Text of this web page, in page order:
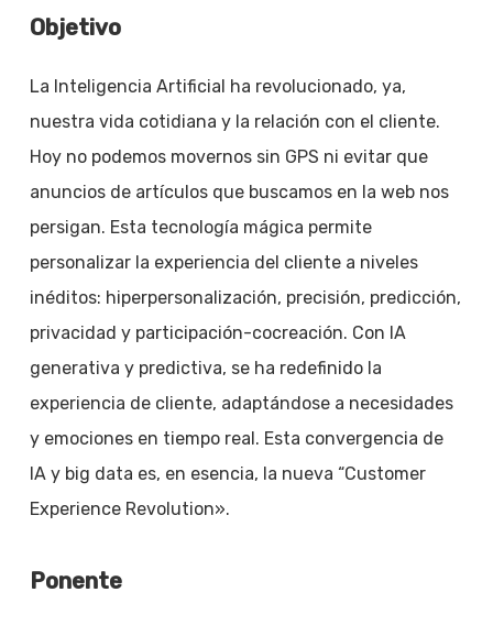
Objetivo
La Inteligencia Artificial ha revolucionado, ya,
nuestra vida cotidiana y la relación con el cliente.
Hoy no podemos movernos sin GPS ni evitar que
anuncios de artículos que buscamos en la web nos
persigan. Esta tecnología mágica permite
personalizar la experiencia del cliente a niveles
inéditos: hiperpersonalización, precisión, predicción,
privacidad y participación-cocreación. Con IA
generativa y predictiva, se ha redefinido la
experiencia de cliente, adaptándose a necesidades
y emociones en tiempo real. Esta convergencia de
IA y big data es, en esencia, la nueva “Customer
Experience Revolution».
Ponente